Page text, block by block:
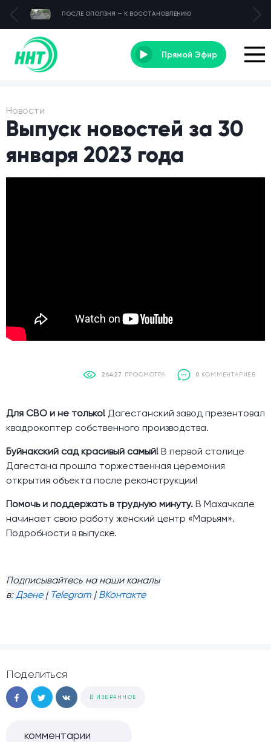
ПОСЛЕ ОПОЛЗНЯ — К ВОССТАНОВЛЕНИЮ
Прямой Эфир
Новости
Выпуск новостей за 30
января 2023 года
26427 ПРОСМОТРА 0 КОММЕНТАРИЕВ
Для СВО и не только! Дагестанский завод презентовал
квадрокоптер собственного производства.
Буйнакский сад красивый самый! В первой столице
Дагестана прошла торжественная церемония
открытия объекта после реконструкции!
Помочь и поддержать в трудную минуту. В Махачкале
начинает свою работу женский центр «Марьям».
Подробности в выпуске.
Подписывайтесь на наши каналы
в:Дзене| Telegram | ВКонтакте
Поделиться
В ИЗБРАННОЕ
комментарии